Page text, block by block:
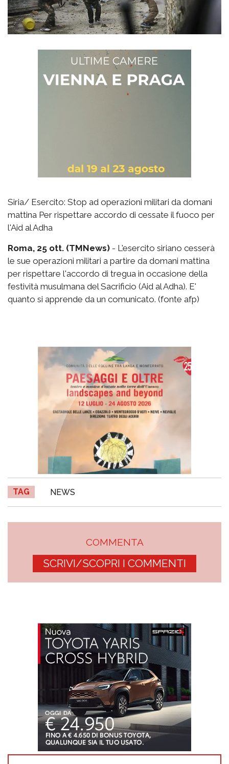
Siria/ Esercito: Stop ad operazioni militari da domani
mattina Per rispettare accordo di cessate il fuoco per
l'Aid al Adha
Roma, 25 ott. (TMNews) - L'esercito siriano cesserà
le sue operazioni militari a partire da domani mattina
per rispettare l'accordo di tregua in occasione della
festività musulmana del Sacrificio (Aid al Adha). E'
quanto si apprende da un comunicato. (fonte afp)
TAG NEWS
COMMENTA
SCRIVI/SCOPRI I COMMENTI